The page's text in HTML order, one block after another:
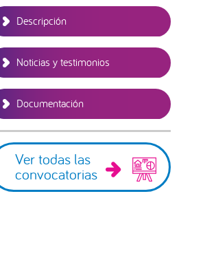
Descripción
Noticias y testimonios
Documentación
Ver todas las
convocatorias